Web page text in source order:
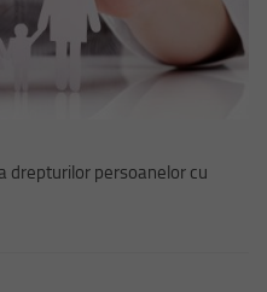
drepturilor persoanelor cu